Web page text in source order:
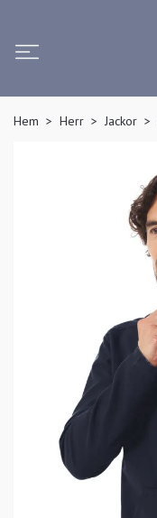
Hem Herr Jackor